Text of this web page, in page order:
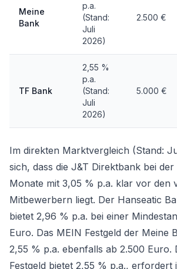
Meine
Bank
p.a.
(Stand:
Juli
2026)
2.500 €
TF Bank
2,55 %
p.a.
(Stand:
Juli
2026)
5.000 €
Im direkten Marktvergleich (Stand:
sich, dass die J&T Direktbank bei der
Monate mit 3,05 % p.a. klar vor den
Mitbewerbern liegt. Der Hanseatic
bietet 2,96 % p.a. bei einer
Euro. Das MEIN Festgeld der Meine
2,55 % p.a. ebenfalls ab 2.500 Euro.
Festgeld bietet 2,55 % p.a., erfordert